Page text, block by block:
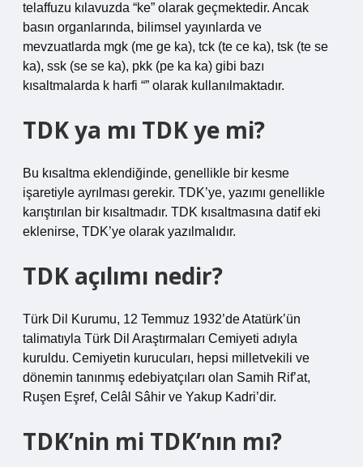
telaffuzu kılavuzda “ke” olarak geçmektedir. Ancak
basın organlarında, bilimsel yayınlarda ve
mevzuatlarda mgk (me ge ka), tck (te ce ka), tsk (te se
ka), ssk (se se ka), pkk (pe ka ka) gibi bazı
kısaltmalarda k harfi “” olarak kullanılmaktadır.
TDK ya mı TDK ye mi?
Bu kısaltma eklendiğinde, genellikle bir kesme
işaretiyle ayrılması gerekir. TDK’ye, yazımı genellikle
karıştırılan bir kısaltmadır. TDK kısaltmasına datif eki
eklenirse, TDK’ye olarak yazılmalıdır.
TDK açılımı nedir?
Türk Dil Kurumu, 12 Temmuz 1932’de Atatürk’ün
talimatıyla Türk Dil Araştırmaları Cemiyeti adıyla
kuruldu. Cemiyetin kurucuları, hepsi milletvekili ve
dönemin tanınmış edebiyatçıları olan Samih Rif’at,
Ruşen Eşref, Celâl Sâhir ve Yakup Kadri’dir.
TDK’nin mi TDK’nın mı?